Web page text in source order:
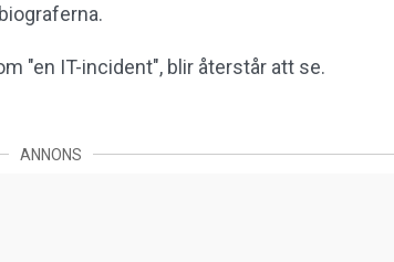
"en IT-incident", blir återstår att se.
ANNONS